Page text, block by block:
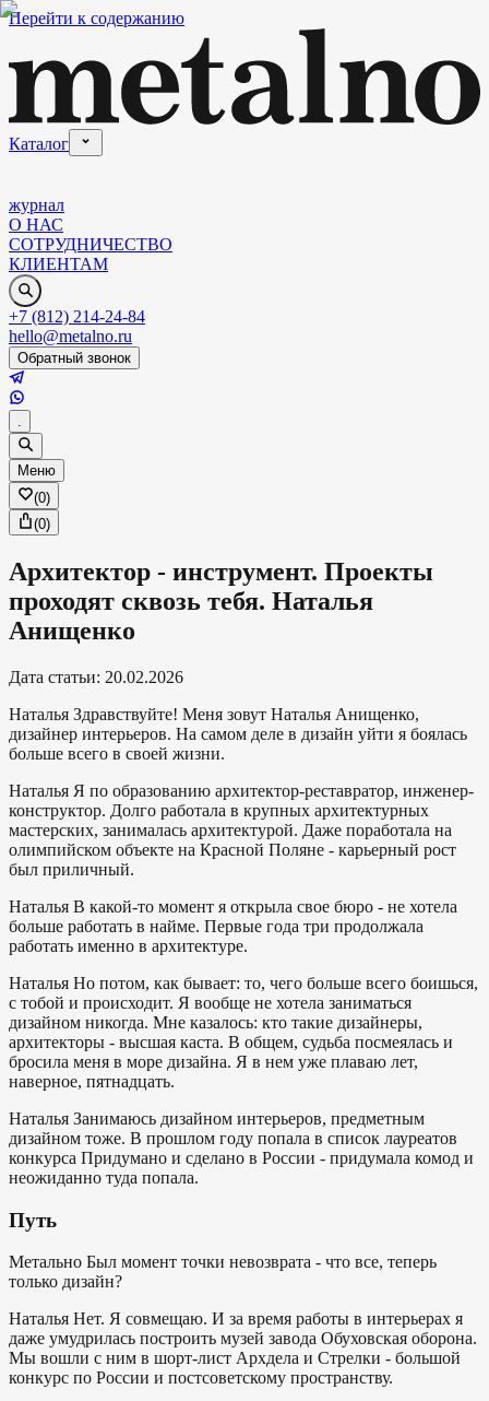
Перейти к содержанию
Каталог
журнал
О НАС
СОТРУДНИЧЕСТВО
КЛИЕНТАМ
+7 (812) 214-24-84
hello@metalno.ru
Обратный звонок
.
Меню
(0)
(0)
Архитектор - инструмент. Проекты
проходят сквозь тебя. Наталья
Анищенко
Дата статьи: 20.02.2026
Наталья Здравствуйте! Меня зовут Наталья Анищенко,
дизайнер интерьеров. На самом деле в дизайн уйти я боялась
больше всего в своей жизни.
Наталья Я по образованию архитектор-реставратор, инженер-
конструктор. Долго работала в крупных архитектурных
мастерских, занималась архитектурой. Даже поработала на
олимпийском объекте на Красной Поляне - карьерный рост
был приличный.
Наталья В какой-то момент я открыла свое бюро - не хотела
больше работать в найме. Первые года три продолжала
работать именно в архитектуре.
Наталья Но потом, как бывает: то, чего больше всего боишься,
с тобой и происходит. Я вообще не хотела заниматься
дизайном никогда. Мне казалось: кто такие дизайнеры,
архитекторы - высшая каста. В общем, судьба посмеялась и
бросила меня в море дизайна. Я в нем уже плаваю лет,
наверное, пятнадцать.
Наталья Занимаюсь дизайном интерьеров, предметным
дизайном тоже. В прошлом году попала в список лауреатов
конкурса Придумано и сделано в России - придумала комод и
неожиданно туда попала.
Путь
Метально Был момент точки невозврата - что все, теперь
только дизайн?
Наталья Нет. Я совмещаю. И за время работы в интерьерах я
даже умудрилась построить музей завода Обуховская оборона.
Мы вошли с ним в шорт-лист Архдела и Стрелки - большой
конкурс по России и постсоветскому пространству.